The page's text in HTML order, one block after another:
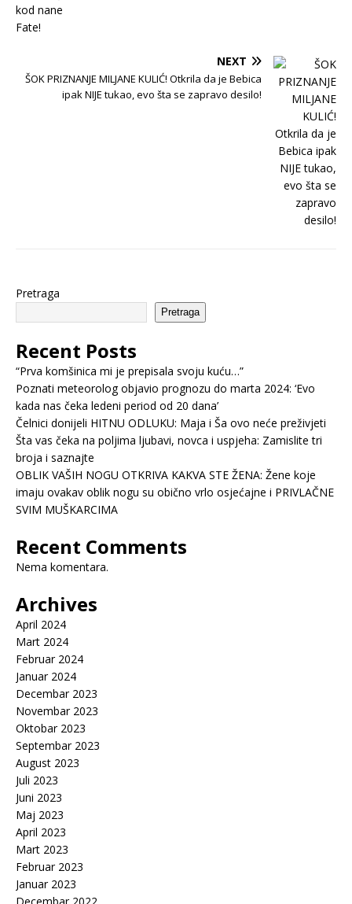
NEXT
ŠOK PRIZNANJE MILJANE KULIĆ! Otkrila da je Bebica
ipak NIJE tukao, evo šta se zapravo desilo!
Pretraga
Pretraga
Recent Posts
“Prva komšinica mi je prepisala svoju kuću…”
Poznati meteorolog objavio prognozu do marta 2024: ‘Evo
kada nas čeka ledeni period od 20 dana’
Čelnici donijeli HITNU ODLUKU: Maja i Ša ovo neće preživjeti
Šta vas čeka na poljima ljubavi, novca i uspjeha: Zamislite tri
broja i saznajte
OBLIK VAŠIH NOGU OTKRIVA KAKVA STE ŽENA: Žene koje
imaju ovakav oblik nogu su obično vrlo osjećajne i PRIVLAČNE
SVIM MUŠKARCIMA
Recent Comments
Nema komentara.
Archives
April 2024
Mart 2024
Februar 2024
Januar 2024
Decembar 2023
Novembar 2023
Oktobar 2023
Septembar 2023
August 2023
Juli 2023
Juni 2023
Maj 2023
April 2023
Mart 2023
Februar 2023
Januar 2023